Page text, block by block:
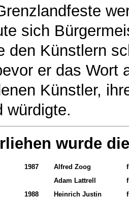
sich
den Künstlern
er das Wort
Künstler,
würdigte.
wurde
1987 Alfred Zoog
Adam Lattrell
1988
Heinrich Justin